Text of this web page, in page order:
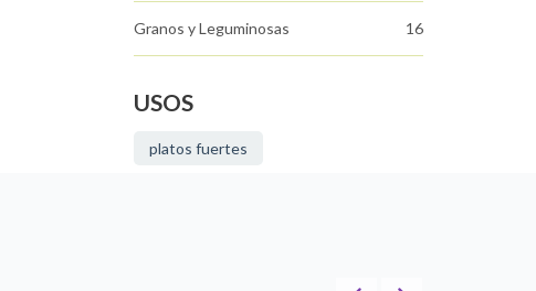
Granos y Leguminosas 16
USOS
platos fuertes